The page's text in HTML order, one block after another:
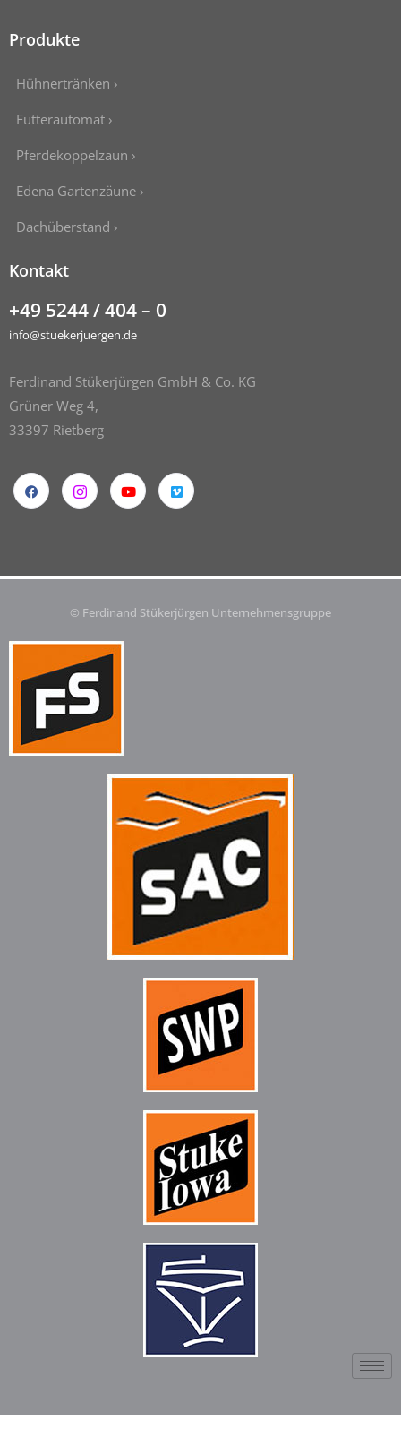
Produkte
Hühnertränken ›
Futterautomat ›
Pferdekoppelzaun ›
Edena Gartenzäune ›
Dachüberstand ›
Kontakt
+49 5244 / 404 – 0
info@stuekerjuergen.de
Ferdinand Stükerjürgen GmbH & Co. KG
Grüner Weg 4,
33397 Rietberg
© Ferdinand Stükerjürgen Unternehmensgruppe